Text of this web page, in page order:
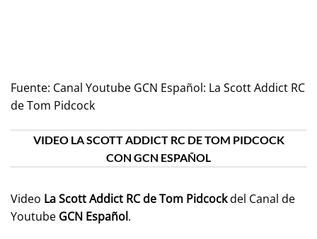
Fuente: Canal Youtube GCN Español: La Scott Addict RC
de Tom Pidcock
VIDEO LA SCOTT ADDICT RC DE TOM PIDCOCK
CON GCN ESPAÑOL
Video La Scott Addict RC de Tom Pidcockdel Canal de
Youtube GCN Español.